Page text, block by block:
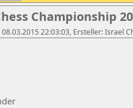
Championship
22:03:03, Ersteller: Israel